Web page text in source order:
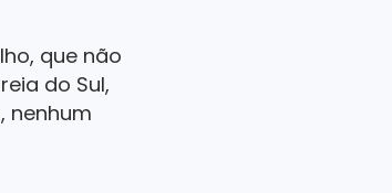
que não
do Sul,
nenhum